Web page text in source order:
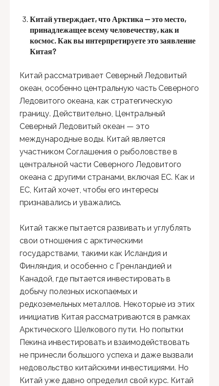
Китай утверждает, что Арктика — это место,
принадлежащее всему человечеству, как и
космос. Как вы интерпретируете это заявление
Китая?
Китай рассматривает Северный Ледовитый
океан, особенно центральную часть Северного
Ледовитого океана, как стратегическую
границу. Действительно, Центральный
Северный Ледовитый океан — это
международные воды. Китай является
участником Соглашения о рыболовстве в
центральной части Северного Ледовитого
океана с другими странами, включая ЕС. Как и
ЕС, Китай хочет, чтобы его интересы
признавались и уважались.
Китай также пытается развивать и углублять
свои отношения с арктическими
государствами, такими как Исландия и
Финляндия, и особенно с Гренландией и
Канадой, где пытается инвестировать в
добычу полезных ископаемых и
редкоземельных металлов. Некоторые из этих
инициатив Китая рассматриваются в рамках
Арктического Шелкового пути. Но попытки
Пекина инвестировать и взаимодействовать
не принесли большого успеха и даже вызвали
недовольство китайскими инвестициями. Но
Китай уже давно определил свой курс. Китай